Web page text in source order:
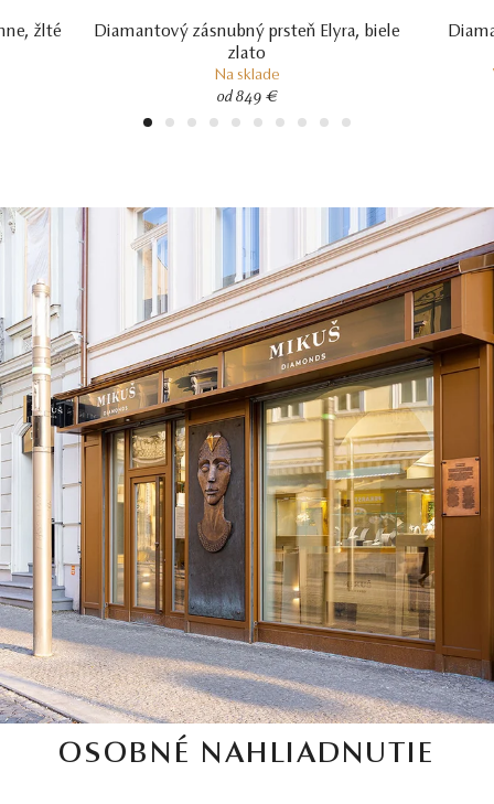
žlté
Diamantový zásnubný prsteň Elyra, biele
zlato
Na sklade
od 849 €
1 2 3 4 5 6 7 8 9 10
OSOBNÉ NAHLIADNUTIE